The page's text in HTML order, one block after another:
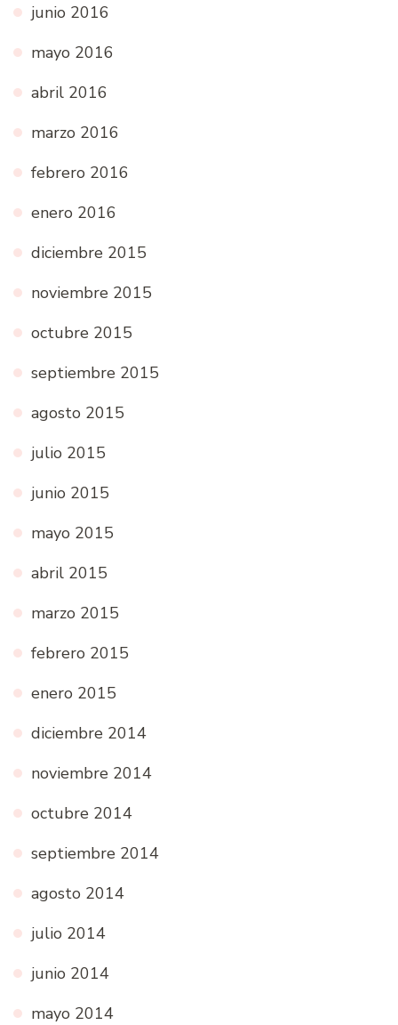
junio 2016
mayo 2016
abril 2016
marzo 2016
febrero 2016
enero 2016
diciembre 2015
noviembre 2015
octubre 2015
septiembre 2015
agosto 2015
julio 2015
junio 2015
mayo 2015
abril 2015
marzo 2015
febrero 2015
enero 2015
diciembre 2014
noviembre 2014
octubre 2014
septiembre 2014
agosto 2014
julio 2014
junio 2014
mayo 2014